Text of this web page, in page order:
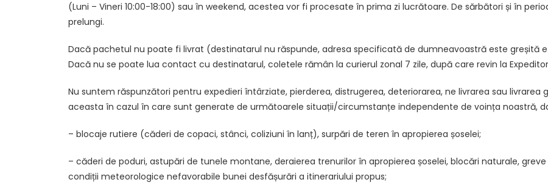
(Luni – Vineri 10:00-18:00) sau în weekend, acestea vor fi procesate în prima zi lucrătoare. De sărbători și în
prelungi.
Dacă pachetul nu poate fi livrat (destinatarul nu răspunde, adresa specificată de dumneavoastră este
Dacă nu se poate lua contact cu destinatarul, coletele rămân la curierul zonal 7 zile, după care revin la
Nu suntem răspunzători pentru expedieri întârziate, pierderea, distrugerea, deteriorarea, ne livrarea sau livrarea
aceasta în cazul în care sunt generate de următoarele situații/circumstanțe independente de voința noastră,
– blocaje rutiere (căderi de copaci, stânci, coliziuni în lanț), surpări de teren în apropierea șoselei;
– căderi de poduri, astupări de tunele montane, deraierea trenurilor în apropierea șoselei, blocări naturale,
condiții meteorologice nefavorabile bunei desfășurări a itinerariului propus;